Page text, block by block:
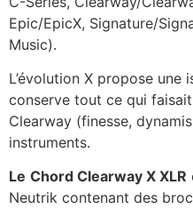
Epic/EpicX, Signature/
Music).
L’évolution X propose une
conserve tout ce qui
Clearway (finesse,
instruments.
Le Chord Clearway X XLR
Neutrik contenant des